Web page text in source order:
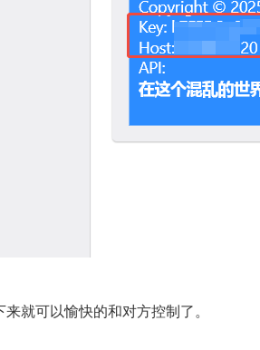
就可以愉快的和对方控制了。